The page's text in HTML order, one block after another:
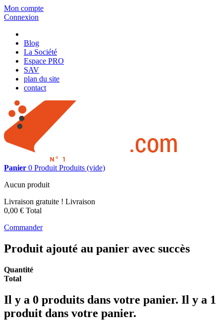
Mon compte
Connexion
Blog
La Société
Espace PRO
SAV
plan du site
contact
Panier 0 Produit Produits (vide)
Aucun produit
Livraison gratuite ! Livraison
0,00 € Total
Commander
Produit ajouté au panier avec succès
Quantité
Total
Il y a 0 produits dans votre panier. Il y a 1
produit dans votre panier.